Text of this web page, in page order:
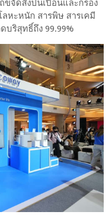
ขจัดสิ่งปนเปื้อนและกรอง
ลหะหนัก สารพิษ สารเคมี
บริสุทธิ์ถึง 99.99%